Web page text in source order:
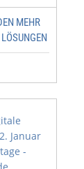
MEHR